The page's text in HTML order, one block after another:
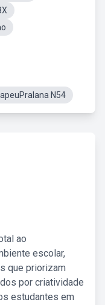
N54
ao
escolar,
que priorizam
por criatividade
estudantes em